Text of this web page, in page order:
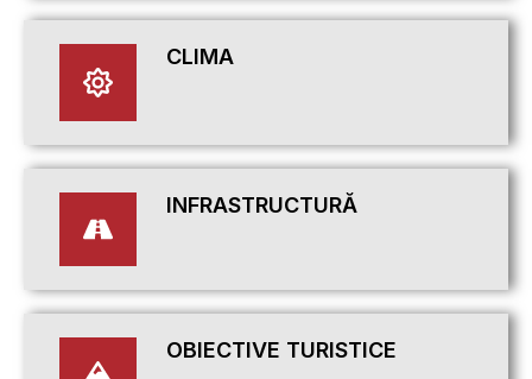
CLIMA
INFRASTRUCTURĂ
OBIECTIVE TURISTICE